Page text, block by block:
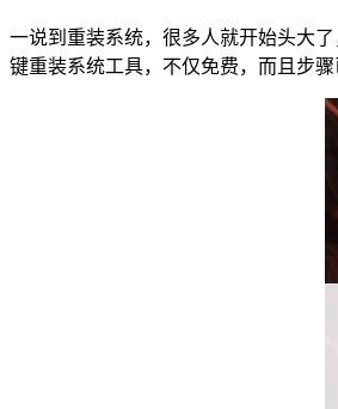
一说到重装系统，很多人就开始头大
键重装系统工具，不仅免费，而且步